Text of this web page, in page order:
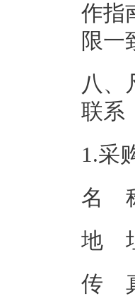
作指
限一
八、
联系
1.
名
地
传